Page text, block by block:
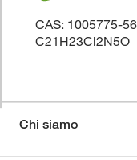
CAS: 1005775-
C21H23Cl2N5O
Chi siamo